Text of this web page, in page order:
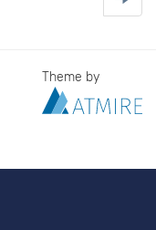
Theme by